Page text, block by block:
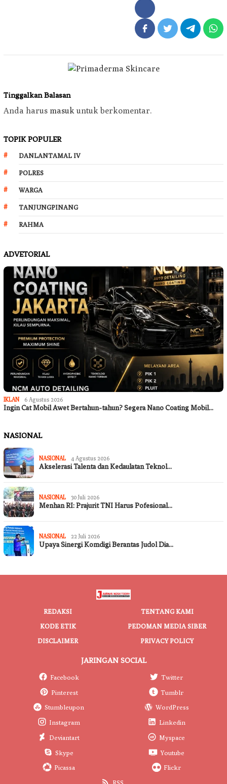
Tinggalkan Balasan
Anda harus masuk untuk berkomentar.
TOPIK POPULER
DANLANTAMAL IV
POLRES
WARGA
TANJUNGPINANG
RAHMA
ADVETORIAL
IKLAN 6 Agustus 2026
Ingin Cat Mobil Awet Bertahun-tahun? Segera Nano Coating Mobil…
NASIONAL
NASIONAL 4 Agustus 2026
Akselerasi Talenta dan Kedaulatan Teknol…
NASIONAL 30 Juli 2026
Menhan RI: Prajurit TNI Harus Pofesional…
NASIONAL 22 Juli 2026
Upaya Sinergi Komdigi Berantas Judol Dia…
REDAKSI
TENTANG KAMI
KODE ETIK
PEDOMAN MEDIA SIBER
DISCLAIMER
PRIVACY POLICY
JARINGAN SOCIAL
Facebook
Twitter
Pinterest
Tumblr
Stumbleupon
WordPress
Instagram
Linkedin
Deviantart
Myspace
Skype
Youtube
Picassa
Flickr